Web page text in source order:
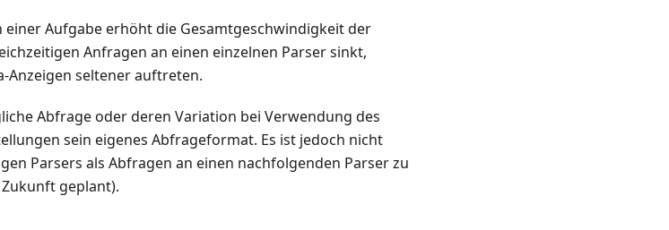
Aufgabe erhöht die Gesamtgeschwindigkeit der
Anfragen an einen einzelnen Parser sinkt,
Anzeigen seltener auftreten.
Abfrage oder deren Variation bei Verwendung des
sein eigenes Abfrageformat. Es ist jedoch nicht
Parsers als Abfragen an einen nachfolgenden Parser zu
geplant).